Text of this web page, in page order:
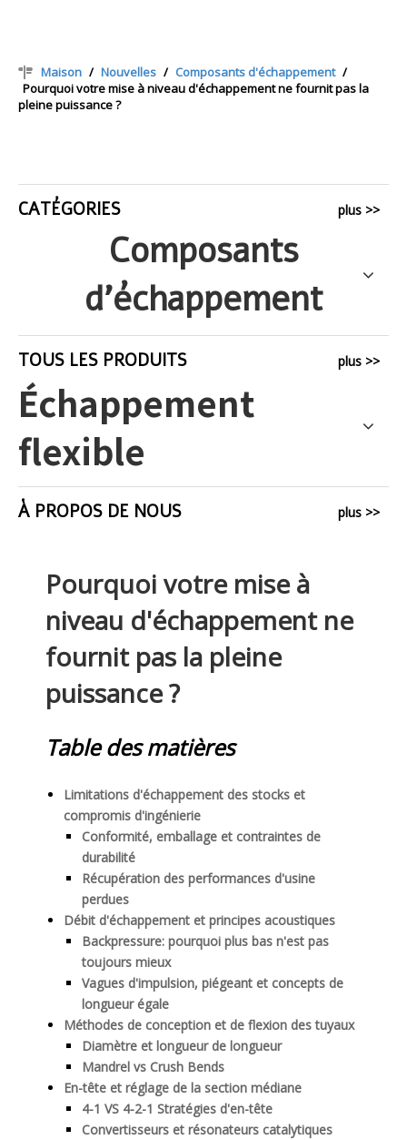
Maison / Nouvelles / Composants d'échappement /
Pourquoi votre mise à niveau d'échappement ne fournit pas la
pleine puissance ?
CATÉGORIES plus >>
Composants
d'échappement
TOUS LES PRODUITS plus >>
Échappement
flexible
À PROPOS DE NOUS plus >>
Pourquoi votre mise à
niveau d'échappement ne
fournit pas la pleine
puissance ?
Table des matières
Limitations d'échappement des stocks et
compromis d'ingénierie
Conformité, emballage et contraintes de
durabilité
Récupération des performances d'usine
perdues
Débit d'échappement et principes acoustiques
Backpressure: pourquoi plus bas n'est pas
toujours mieux
Vagues d'impulsion, piégeant et concepts de
longueur égale
Méthodes de conception et de flexion des tuyaux
Diamètre et longueur de longueur
Mandrel vs Crush Bends
En-tête et réglage de la section médiane
4-1 VS 4-2-1 Stratégies d'en-tête
Convertisseurs et résonateurs catalytiques